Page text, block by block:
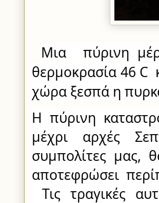
Μια  πύρινη
θερμοκρασία 46 C
χώρα ξεσπά η
Η πύρινη
μέχρι αρχές
συμπολίτες μας,
αποτεφρώσει